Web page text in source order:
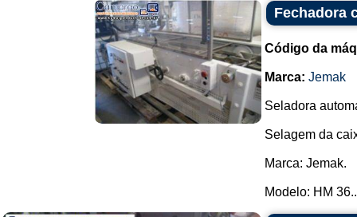
Fechadora
Código da
Marca: Jemak
Seladora
Selagem da
Marca: Jemak.
Modelo: HM